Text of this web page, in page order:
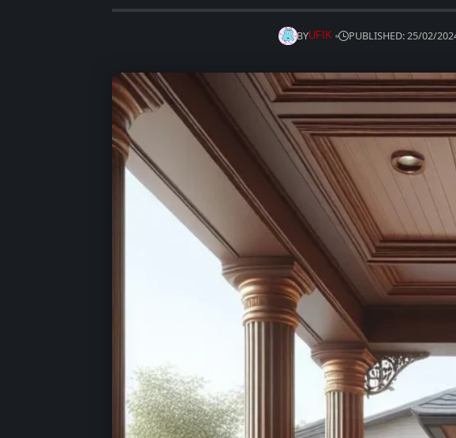
BYUFIK PUBLISHED: 25/02/